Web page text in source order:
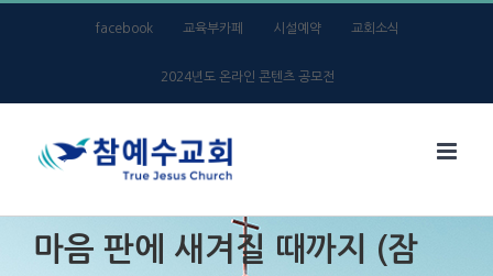
facebook 교육부카페 시설예약 교회소식
2024년도 온라인 콘텐츠 공모전
마음 판에 새겨질 때까지 (잠